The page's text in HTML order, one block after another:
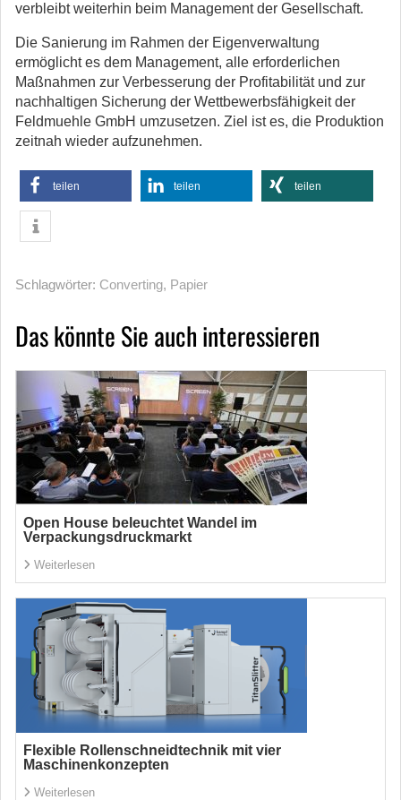
verbleibt weiterhin beim Management der Gesellschaft.
Die Sanierung im Rahmen der Eigenverwaltung
ermöglicht es dem Management, alle erforderlichen
Maßnahmen zur Verbesserung der Profitabilität und zur
nachhaltigen Sicherung der Wettbewerbsfähigkeit der
Feldmuehle GmbH umzusetzen. Ziel ist es, die Produktion
zeitnah wieder aufzunehmen.
teilen teilen teilen
Schlagwörter: Converting, Papier
Das könnte Sie auch interessieren
Open House beleuchtet Wandel im
Verpackungsdruckmarkt
Weiterlesen
Flexible Rollenschneidtechnik mit vier
Maschinenkonzepten
Weiterlesen